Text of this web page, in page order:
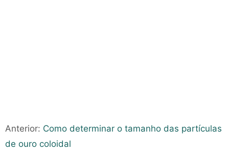
Anterior: Como determinar o tamanho das partículas
de ouro coloidal